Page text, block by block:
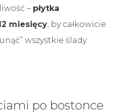
– płytka
miesięcy, by całkowicie
wszystkie ślady
po bostonce